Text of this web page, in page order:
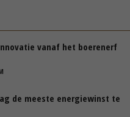
vanaf het boerenerf
de meeste energiewinst te